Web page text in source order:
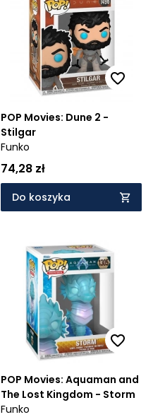
POP Movies: Dune 2 -
Stilgar
Funko
74,28 zł
Do koszyka
POP Movies: Aquaman and
The Lost Kingdom - Storm
Funko